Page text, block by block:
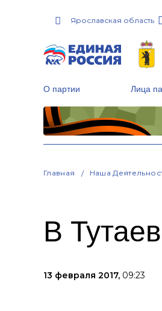
Ярославская область
О партии Лица
Главная Наша
В
13 февраля 2017, 09:23